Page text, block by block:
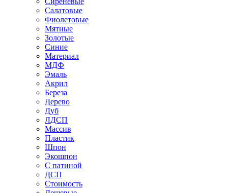
Салатовые
Фиолетовые
Мятные
Золотые
Синие
Материал
МДФ
Эмаль
Акрил
Береза
Дерево
Дуб
ЛДСП
Массив
Пластик
Шпон
Экошпон
С патиной
ДСП
Стоимость